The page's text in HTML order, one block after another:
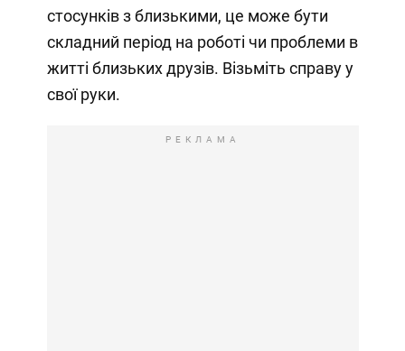
стосунків з близькими, це може бути
складний період на роботі чи проблеми в
житті близьких друзів. Візьміть справу у
свої руки.
РЕКЛАМА